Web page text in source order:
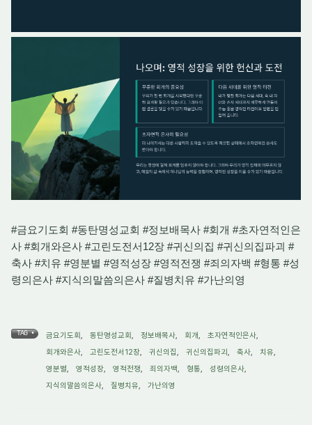
#금요기도회 #동탄명성교회 #정보배목사 #회개 #초자연적인은
사 #회개와은사 #고린도전서12장 #귀신의집 #귀신의집파괴 #
축사 #치유 #영분별 #영적성장 #영적전쟁 #죄의자백 #형통 #성
령의은사 #지식의말씀의은사 #질병치유 #가난의영
TAG • 금요기도회, 동탄명성교회, 정보배목사, 회개, 초자연적인은사,
회개와은사, 고린도전서12장, 귀신의집, 귀신의집파괴, 축사, 치유,
영분별, 영적성장, 영적전쟁, 죄의자백, 형통, 성령의은사,
지식의말씀의은사, 질병치유, 가난의영